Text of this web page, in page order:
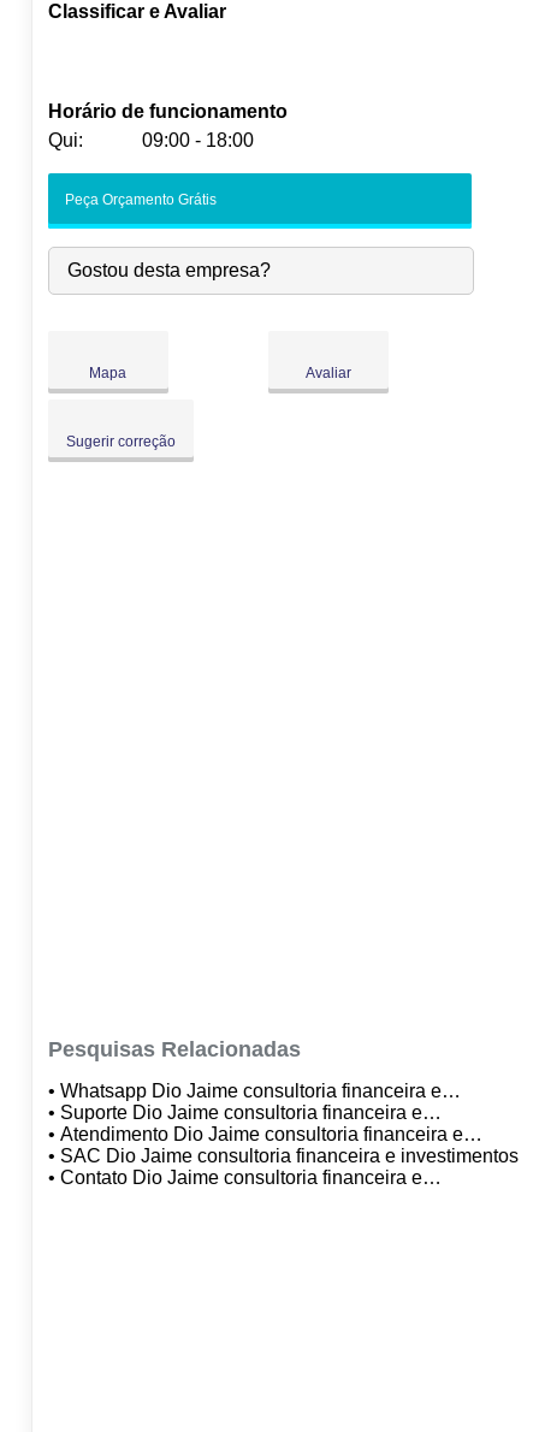
Classificar e Avaliar
Horário de funcionamento
Qui:
09:00 - 18:00
-
Qua:
09:00-18:00
Qui:
09:00-18:00
Peça Orçamento Grátis
Gostou desta empresa?
Mapa Avaliar
Sugerir correção
Pesquisas Relacionadas
• Whatsapp Dio Jaime consultoria financeira e
investimentos
• Suporte Dio Jaime consultoria financeira e
investimentos
• Atendimento Dio Jaime consultoria financeira e
investimentos
• SAC Dio Jaime consultoria financeira e investimentos
• Contato Dio Jaime consultoria financeira e